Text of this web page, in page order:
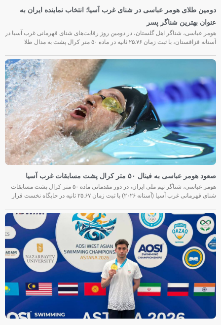
دومین طلای هومر عباسی در شنای غرب آسیا؛ انتخاب نماینده ایران به
عنوان بهترین شناگر پسر
هومر عباسی، شناگر اهل گلستان، در دومین روز رقابت‌های شنای قهرمانی غرب آسیا در
آستانه قزاقستان، با ثبت زمان ۲۵.۷۶ ثانیه در ماده ۵۰ متر کرال پشت به مدال طلا
صعود هومر عباسی به فینال ۵۰ متر کرال پشت مسابقات غرب آسیا
هومر عباسی، شناگر تیم ملی ایران، در دور مقدماتی ماده ۵۰ متر کرال پشت مسابقات
شنای قهرمانی غرب آسیا (آستانه ۲۰۲۶) با ثبت زمان ۲۵.۶۷ ثانیه در جایگاه نخست قرار